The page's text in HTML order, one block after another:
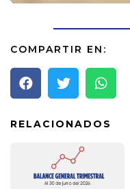
COMPARTIR EN:
RELACIONADOS